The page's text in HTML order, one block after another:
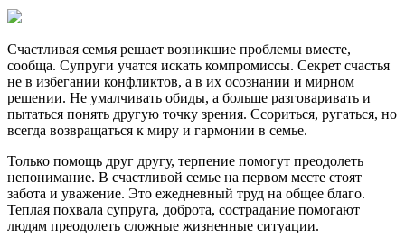
Счастливая семья решает возникшие проблемы вместе,
сообща. Супруги учатся искать компромиссы. Секрет счастья
не в избегании конфликтов, а в их осознании и мирном
решении. Не умалчивать обиды, а больше разговаривать и
пытаться понять другую точку зрения. Ссориться, ругаться, но
всегда возвращаться к миру и гармонии в семье.
Только помощь друг другу, терпение помогут преодолеть
непонимание. В счастливой семье на первом месте стоят
забота и уважение. Это ежедневный труд на общее благо.
Теплая похвала супруга, доброта, сострадание помогают
людям преодолеть сложные жизненные ситуации.